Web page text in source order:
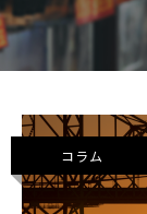
コラム